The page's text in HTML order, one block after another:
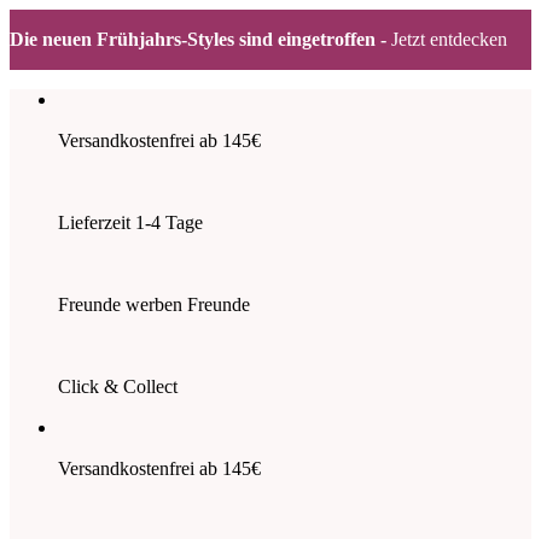
Die neuen Frühjahrs-Styles sind eingetroffen - Jetzt entdecken
Inhalt
Versandkostenfrei ab 145€
Lieferzeit 1-4 Tage
Freunde werben Freunde
Click & Collect
Versandkostenfrei ab 145€